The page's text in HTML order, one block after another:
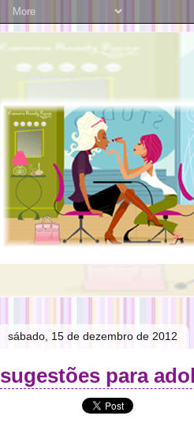
sábado, 15 de dezembro de 2012
sugestões para